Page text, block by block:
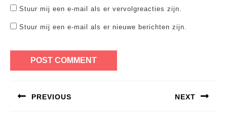
Stuur mij een e-mail als er vervolgreacties zijn.
Stuur mij een e-mail als er nieuwe berichten zijn.
navigatie
PREVIOUS NEXT